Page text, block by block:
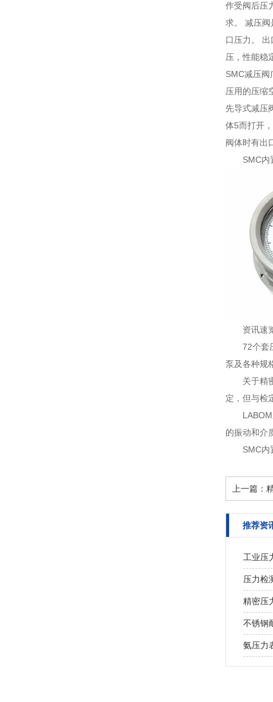
作受阀后压
求。 减压阀
口压力。
压，性能稳
SMC减压
压用的压缩
先导式减压
体5而打开
阀体时有出
SMC内
资讯速
72个套
泵及各种规
关于精
定，但与检
的振动和介
SMC内
上一篇：
推荐资
工业压
压力检
精密压
不锈钢
氨压力